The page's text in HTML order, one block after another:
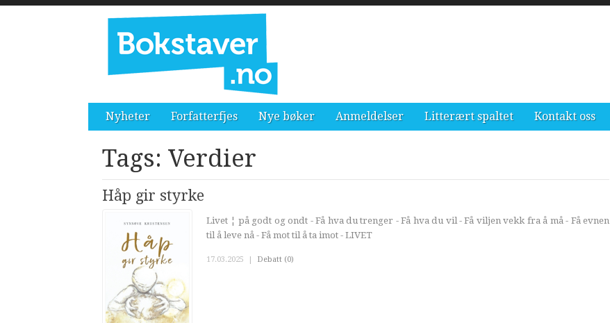
Nyheter Forfatterfjes Nye bøker Anmeldelser Litterært spaltet Kontakt oss
Tags: Verdier
Håp gir styrke
Livet ¦ på godt og ondt - Få hva du trenger - Få hva du vil - Få viljen vekk fra å må - Få evnen
til å leve nå - Få mot til å ta imot - LIVET
17.03.2025 | Debatt (0)